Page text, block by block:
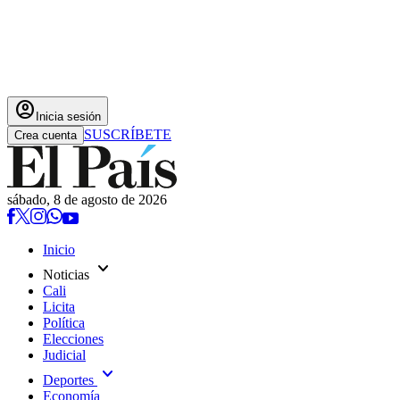
account_circle Inicia sesión
Crea cuenta SUSCRÍBETE
sábado, 8 de agosto de 2026
Inicio
Noticias expand_more
Cali
Licita
Política
Elecciones
Judicial
Deportes expand_more
Economía